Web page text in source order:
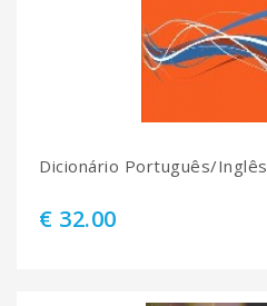
Dicionário Português/Inglês
€ 32.00